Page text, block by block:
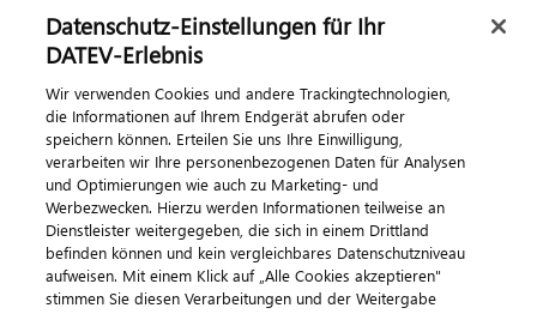
Dialog & Medien
Veranstaltungen
DATEV magazin
DATEV-Community
DATEV-Newsletter
Kontaktieren Sie uns
Datenschutz-Einstellungen für Ihr
DATEV-Erlebnis
Wir verwenden Cookies und andere Trackingtechnologien,
die Informationen auf Ihrem Endgerät abrufen oder
speichern können. Erteilen Sie uns Ihre Einwilligung,
verarbeiten wir Ihre personenbezogenen Daten für Analysen
und Optimierungen wie auch zu Marketing- und
Werbezwecken. Hierzu werden Informationen teilweise an
Dienstleister weitergegeben, die sich in einem Drittland
befinden können und kein vergleichbares Datenschutzniveau
aufweisen. Mit einem Klick auf „Alle Cookies akzeptieren"
stimmen Sie diesen Verarbeitungen und der Weitergabe